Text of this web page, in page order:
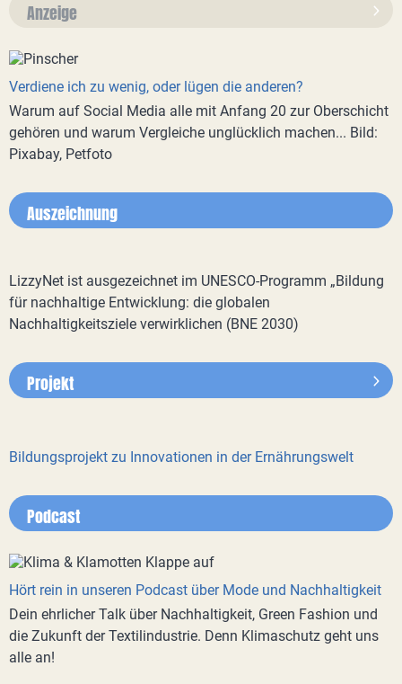
Anzeige
Verdiene ich zu wenig, oder lügen die anderen?
Warum auf Social Media alle mit Anfang 20 zur Oberschicht
gehören und warum Vergleiche unglücklich machen... Bild:
Pixabay, Petfoto
Auszeichnung
LizzyNet ist ausgezeichnet im UNESCO-Programm „Bildung
für nachhaltige Entwicklung: die globalen
Nachhaltigkeitsziele verwirklichen (BNE 2030)
Projekt
Bildungsprojekt zu Innovationen in der Ernährungswelt
Podcast
Hört rein in unseren Podcast über Mode und Nachhaltigkeit
Dein ehrlicher Talk über Nachhaltigkeit, Green Fashion und
die Zukunft der Textilindustrie. Denn Klimaschutz geht uns
alle an!